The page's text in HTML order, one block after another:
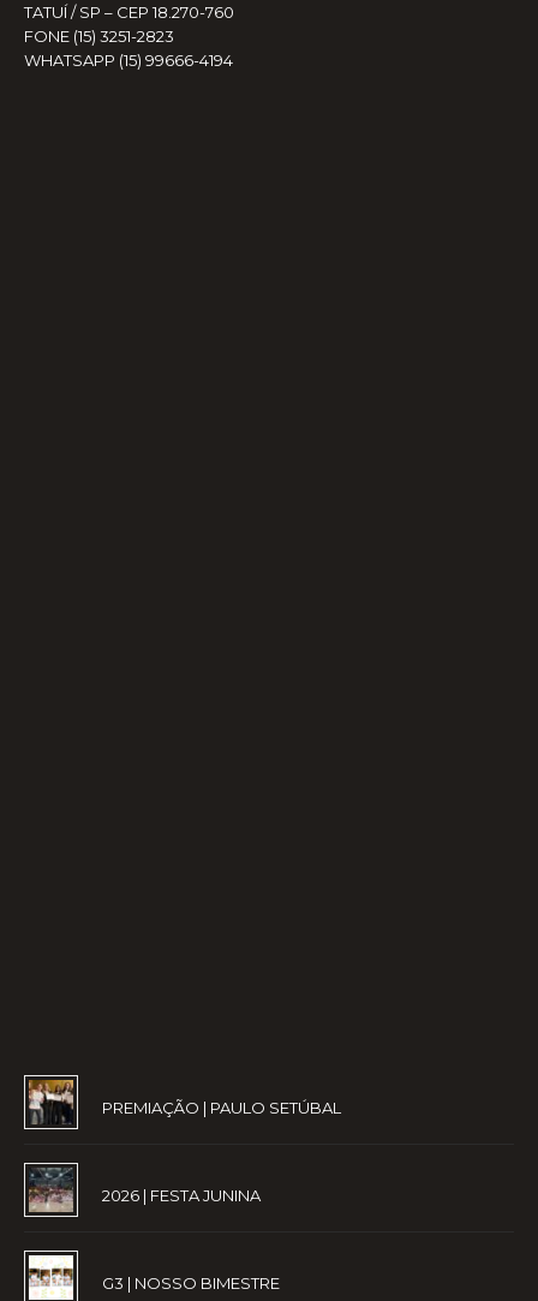
TATUÍ / SP – CEP 18.270-760
FONE (15) 3251-2823
WHATSAPP (15) 99666-4194
PREMIAÇÃO | PAULO SETÚBAL
2026 | FESTA JUNINA
G3 | NOSSO BIMESTRE